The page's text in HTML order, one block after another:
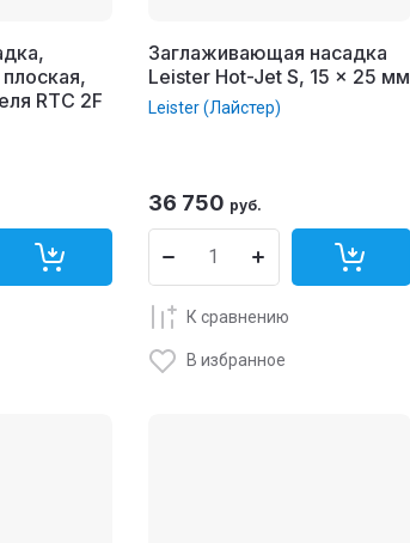
RTC 2F
Заглаживающая насадка
Leister Hot-Jet S, 15 x 25 мм
Leister (Лайстер)
36 750 руб.
К сравнению
В избранное